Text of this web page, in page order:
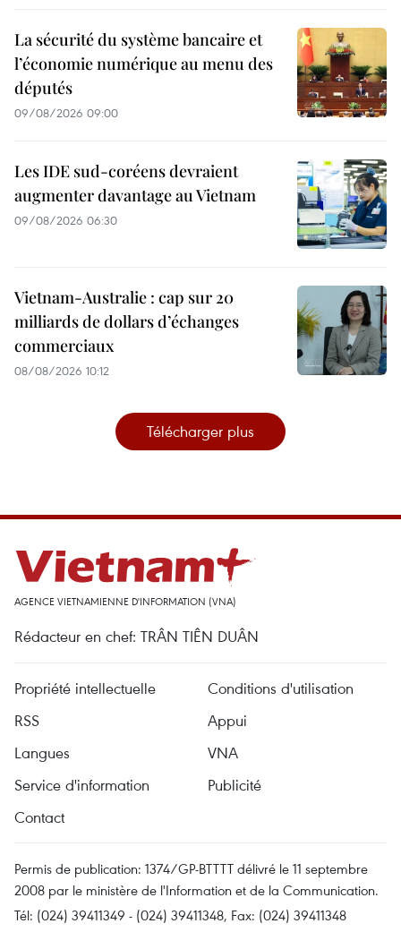
La sécurité du système bancaire et
l’économie numérique au menu des
députés
09/08/2026 09:00
Les IDE sud-coréens devraient
augmenter davantage au Vietnam
09/08/2026 06:30
Vietnam-Australie : cap sur 20
milliards de dollars d’échanges
commerciaux
08/08/2026 10:12
Télécharger plus
AGENCE VIETNAMIENNE D'INFORMATION (VNA)
Rédacteur en chef: TRÂN TIÊN DUÂN
Propriété intellectuelle
Conditions d'utilisation
RSS
Appui
Langues
VNA
Service d'information
Publicité
Contact
Permis de publication: 1374/GP-BTTTT délivré le 11 septembre
2008 par le ministère de l'Information et de la Communication.
Tél: (024) 39411349 - (024) 39411348, Fax: (024) 39411348